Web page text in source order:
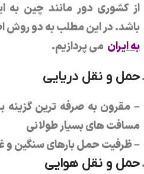
از کشوری دور مانند چین به
باشد. در این مطلب به دو روش
به ایران می پردازیم.
حمل و نقل دریایی
– مقرون به صرفه ترین گزینه
مسافت های بسیار طولانی
– ظرفیت حمل بارهای سنگین و
حمل و نقل هوایی